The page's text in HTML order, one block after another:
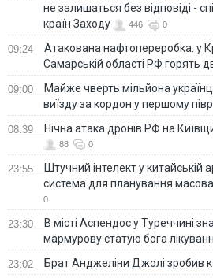
не залишаться без відповіді -
країн Заходу
446 0
09:24
Атакована нафтопереробка: у
Самарській області РФ горять
09:00
Майже чверть мільйона
виїзду за кордон у першому
08:39 Нічна атака дронів РФ на
88 0
23:55
Штучний інтелект у китайській
система для планування
0
23:30
В місті Аспендос у Туреччині
мармурову статую бога
23:02 Брат Анджеліни Джолі зробив